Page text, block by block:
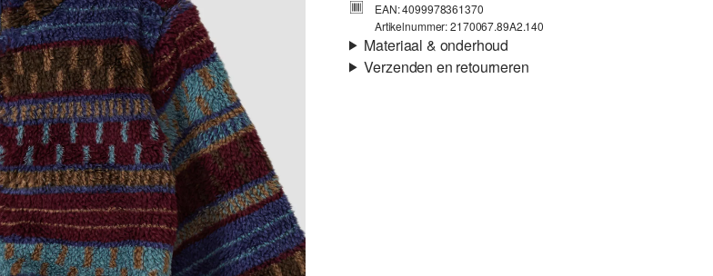
EAN: 4099978361370
Artikelnummer: 2170067.89A2.140
Materiaal & onderhoud
Verzenden en retourneren